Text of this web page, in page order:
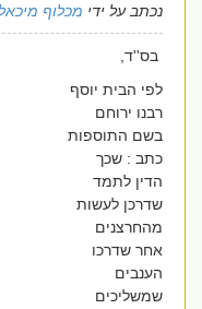
נכתב על ידימכלוף מיכאל| 26/5/2025
בס''ד,
לפי הבית יוסף
רבנו ירוחם
בשם התוספות
כתב : שכך
הדין לתמד
שדרכן לעשות
מהחרצנים
אחר שדרכו
הענבים
שמשליכים